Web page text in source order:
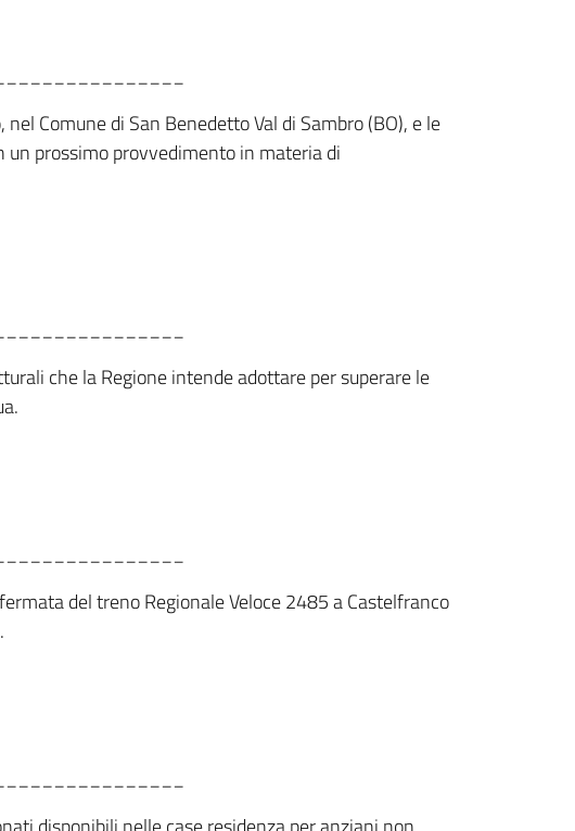
Comune di San Benedetto Val di Sambro (BO), e le
prossimo provvedimento in materia di
che la Regione intende adottare per superare le
del treno Regionale Veloce 2485 a Castelfranco